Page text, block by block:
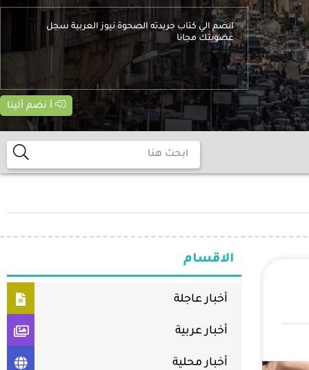
انضم الي كتاب جريدته الصحوة نيوز العربية سجل
عضويتك مجانا
أ نضم ألينا
الاقسام
أخبار عاجلة
أخبار عربية
أخبار محلية